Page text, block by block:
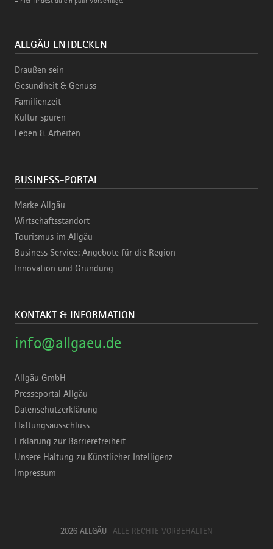
ALLGÄU ENTDECKEN
Draußen sein
Gesundheit & Genuss
Familienzeit
Kultur spüren
Leben & Arbeiten
BUSINESS-PORTAL
Marke Allgäu
Wirtschaftsstandort
Tourismus im Allgäu
Business Service: Angebote für die Region
Innovation und Gründung
KONTAKT & INFORMATION
info@allgaeu.de
Allgäu GmbH
Presseportal Allgäu
Datenschutzerklärung
Haftungsausschluss
Erklärung zur Barrierefreiheit
Unsere Haltung zu Künstlicher Intelligenz
Impressum
2026 ALLGÄU ALLE RECHTE VORBEHALTEN